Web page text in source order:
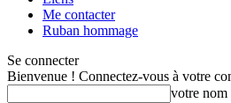
Me contacter
Ruban hommage
Se connecter
Bienvenue ! Connectez-vous à votre
votre nom